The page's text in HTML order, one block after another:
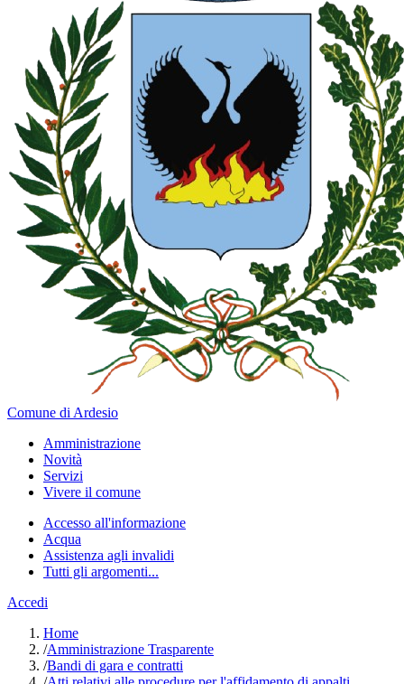
Comune di Ardesio
Amministrazione
Novità
Servizi
Vivere il comune
Accesso all'informazione
Acqua
Assistenza agli invalidi
Tutti gli argomenti...
Accedi
Home
/Amministrazione Trasparente
/Bandi di gara e contratti